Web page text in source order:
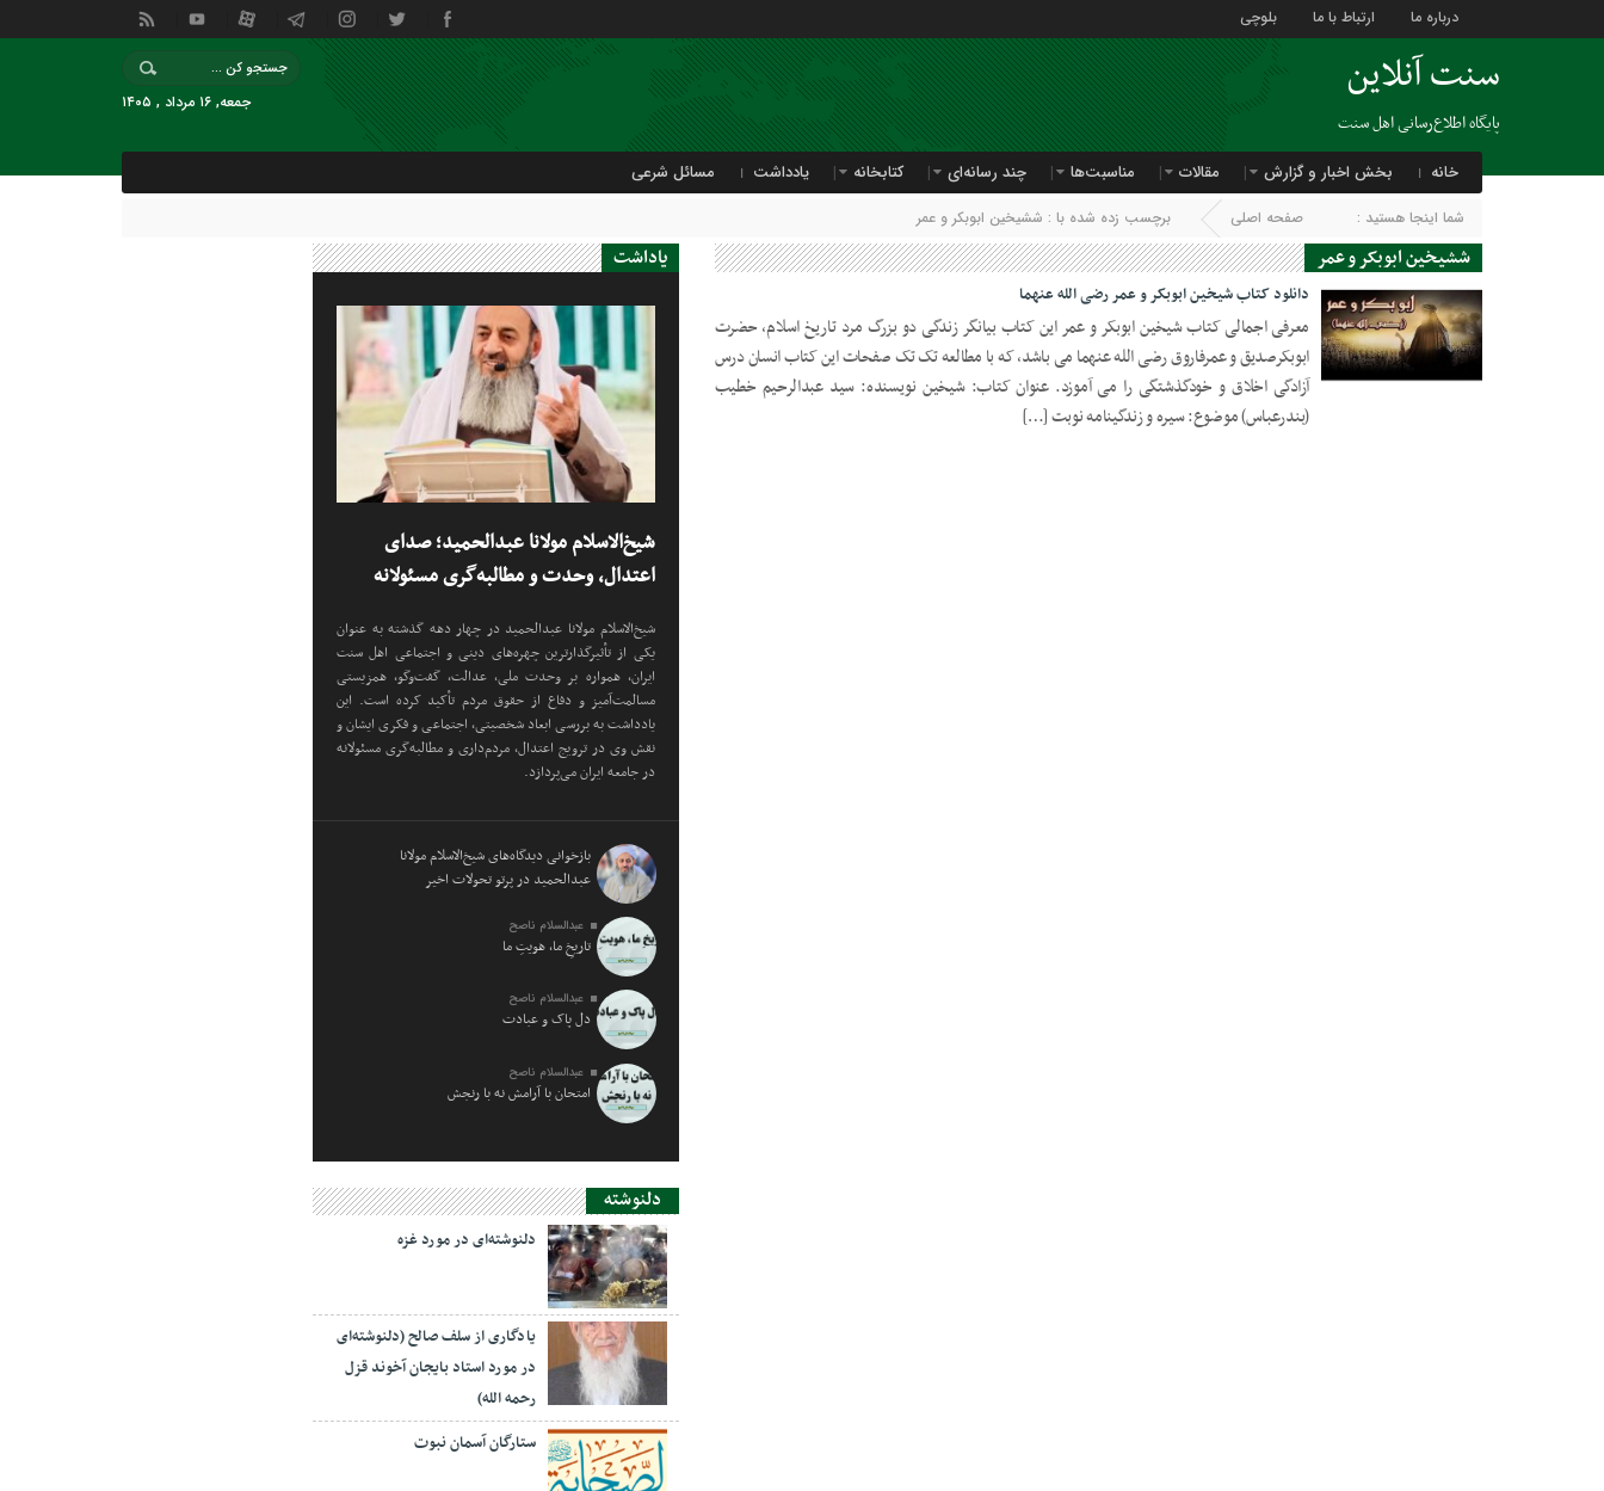
درباره ما ارتباط با ما بلوچی
سنت آنلاین
پایگاه اطلاع‌رسانی اهل سنت
جمعه, ۱۶ مرداد , ۱۴۰۵
خانه بخش اخبار و گزارش مقالات مناسبت‌ها چند رسانه‌ای کتابخانه یادداشت مسائل شرعی
شما اینجا هستید : صفحه اصلی برچسب زده شده با : ششیخین ابوبکر و عمر
ششیخین ابوبکر و عمر
دانلود کتاب شیخین ابوبکر و عمر رضی الله عنهما
معرفی اجمالی کتاب شیخین ابوبکر و عمر این کتاب بیانگر زندگی دو بزرگ مرد تاریخ اسلام، حضرت
ابوبکرصدیق و عمرفاروق رضی الله عنهما می باشد، که با مطالعه تک تک صفحات این کتاب انسان درس
آزادگی اخلاق و خودگذشتگی را می آموزد. عنوان کتاب: شیخین نویسنده: سید عبدالرحیم خطیب
(بندرعباس) موضوع: سیره و زندگینامه نوبت […]
یاداشت
شیخ‌الاسلام مولانا عبدالحمید؛ صدای
اعتدال، وحدت و مطالبه‌گری مسئولانه
شیخ‌الاسلام مولانا عبدالحمید در چهار دهه گذشته به عنوان
یکی از تأثیرگذارترین چهره‌های دینی و اجتماعی اهل سنت
ایران، همواره بر وحدت ملی، عدالت، گفت‌وگو، همزیستی
مسالمت‌آمیز و دفاع از حقوق مردم تأکید کرده است. این
یادداشت به بررسی ابعاد شخصیتی، اجتماعی و فکری ایشان و
نقش وی در ترویج اعتدال، مردم‌داری و مطالبه‌گری مسئولانه
در جامعه ایران می‌پردازد.
بازخوانی دیدگاه‌های شیخ‌الاسلام مولانا
عبدالحمید در پرتو تحولات اخیر
عبدالسلام ناصح
تاریخِ ما، هویتِ ما
عبدالسلام ناصح
دل پاک و عبادت
عبدالسلام ناصح
امتحان با آرامش نه با رنجش
دلنوشته
دلنوشته‌ای در مورد غزه
یادگاری از سلف صالح (دلنوشته‌ای
در مورد استاد بایجان آخوند قزل
رحمه الله)
ستارگان آسمان نبوت